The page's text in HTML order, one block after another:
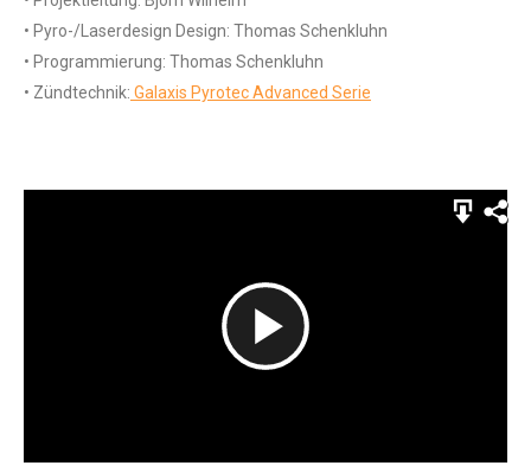
• Pyro-/Laserdesign Design: Thomas Schenkluhn
• Programmierung: Thomas Schenkluhn
• Zündtechnik: Galaxis Pyrotec Advanced Serie
Play
Video